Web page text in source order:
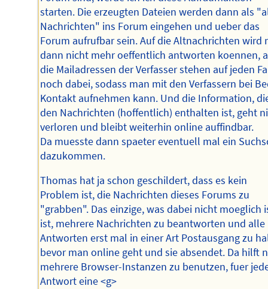
starten. Die erzeugten Dateien werden dann als
Nachrichten" ins Forum eingehen und ueber das
Forum aufrufbar sein. Auf die Altnachrichten wird
dann nicht mehr oeffentlich antworten koennen,
die Mailadressen der Verfasser stehen auf jeden
noch dabei, sodass man mit den Verfassern bei
Kontakt aufnehmen kann. Und die Information,
den Nachrichten (hoffentlich) enthalten ist, geht
verloren und bleibt weiterhin online auffindbar.
Da muesste dann spaeter eventuell mal ein
dazukommen.
Thomas hat ja schon geschildert, dass es kein
Problem ist, die Nachrichten dieses Forums zu
"grabben". Das einzige, was dabei nicht moeglich
ist, mehrere Nachrichten zu beantworten und alle
Antworten erst mal in einer Art Postausgang zu
bevor man online geht und sie absendet. Da hilft
mehrere Browser-Instanzen zu benutzen, fuer
Antwort eine <g>